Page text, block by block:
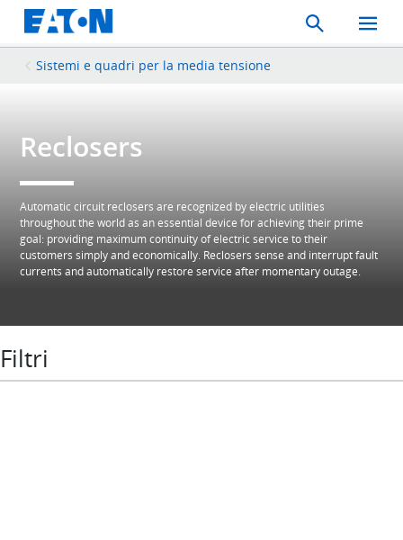
Search
Toggle
Mobile
Sistemi e quadri per la media tensione
Reclosers
Automatic circuit reclosers are recognized by electric utilities
throughout the world as an essential device for achieving their prime
goal: providing maximum continuity of electric service to their
customers simply and economically. Reclosers sense and interrupt fault
currents and automatically restore service after momentary outage.
Filtri